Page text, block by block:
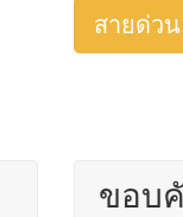
สายด่วน
ขอบ